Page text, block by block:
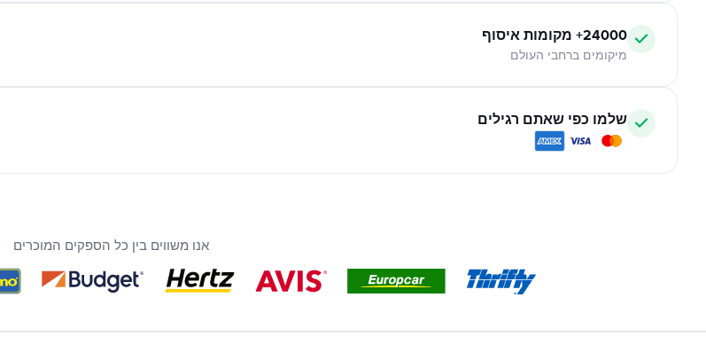
24000+ מקומות איסוף
מיקומים ברחבי העולם
שלמו כפי שאתם רגילים
אנו משווים בין כל הספקים המוכרים